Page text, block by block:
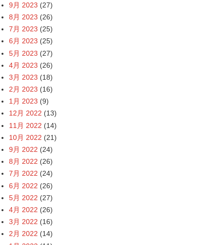
9月 2023 (27)
8月 2023 (26)
7月 2023 (25)
6月 2023 (25)
5月 2023 (27)
4月 2023 (26)
3月 2023 (18)
2月 2023 (16)
1月 2023 (9)
12月 2022 (13)
11月 2022 (14)
10月 2022 (21)
9月 2022 (24)
8月 2022 (26)
7月 2022 (24)
6月 2022 (26)
5月 2022 (27)
4月 2022 (26)
3月 2022 (16)
2月 2022 (14)